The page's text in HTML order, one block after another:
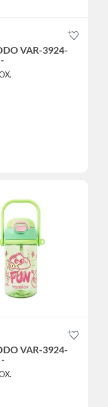
VAR-3924-
VAR-3924-